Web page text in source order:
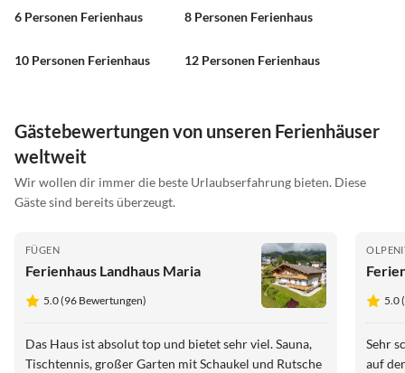
6 Personen Ferienhaus 8 Personen Ferienhaus
10 Personen Ferienhaus 12 Personen Ferienhaus
Gästebewertungen von unseren Ferienhäuser
weltweit
Wir wollen dir immer die beste Urlaubserfahrung bieten. Diese
Gäste sind bereits überzeugt.
FÜGEN
Ferienhaus Landhaus Maria
5.0 (96 Bewertungen)
Das Haus ist absolut top und bietet sehr viel. Sauna,
Tischtennis, großer Garten mit Schaukel und Rutsche
5.0
Sehr
auf